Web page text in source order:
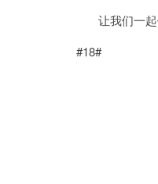
让我们一起
#18#